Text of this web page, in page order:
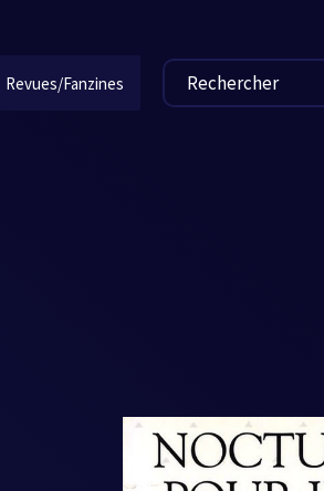
Revues/Fanzines